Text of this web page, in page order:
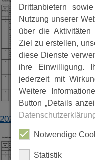
Drittanbietern
Nutzung unserer
über die Aktivitäten
Ziel zu erstellen,
diese Dienste
ihre Einwilligung.
jederzeit mit
Weitere
Button „Details
Notwendige
Statistik